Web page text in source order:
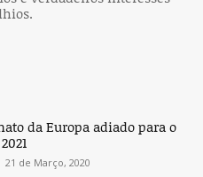
da Europa adiado para o
21 de Março, 2020